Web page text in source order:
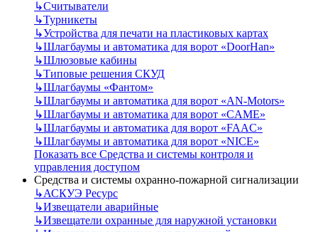
↳Считыватели
↳Турникеты
↳Устройства для печати на пластиковых картах
↳Шлагбаумы и автоматика для ворот «DoorHan»
↳Шлюзовые кабины
↳Типовые решения СКУД
↳Шлагбаумы «Фантом»
↳Шлагбаумы и автоматика для ворот «AN-Motors»
↳Шлагбаумы и автоматика для ворот «CAME»
↳Шлагбаумы и автоматика для ворот «FAAC»
↳Шлагбаумы и автоматика для ворот «NICE»
Показать все Средства и системы контроля и
управления доступом
Средства и системы охранно-пожарной сигнализации
↳АСКУЭ Ресурс
↳Извещатели аварийные
↳Извещатели охранные для наружной установки